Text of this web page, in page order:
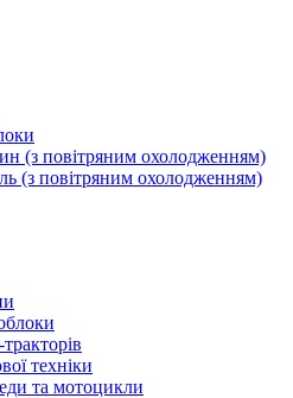
(з повітряним охолодженням)
(з повітряним охолодженням)
техніки
та мотоцикли